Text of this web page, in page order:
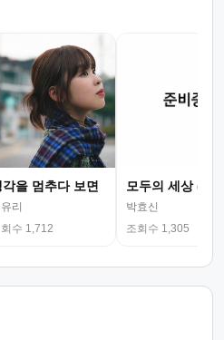
각을 멈추다 보면
리
수 1,712
모두의 세상 (뮤
박효신
조회수 1,305